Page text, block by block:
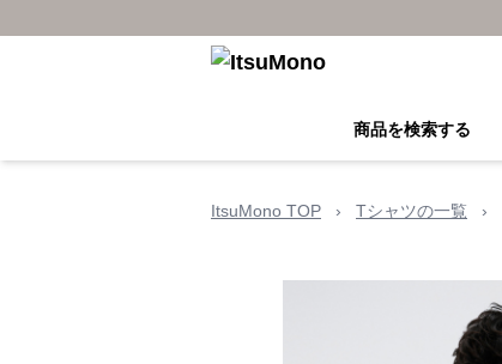
商品を検索する
ItsuMono TOP › Tシャツの一覧 ›